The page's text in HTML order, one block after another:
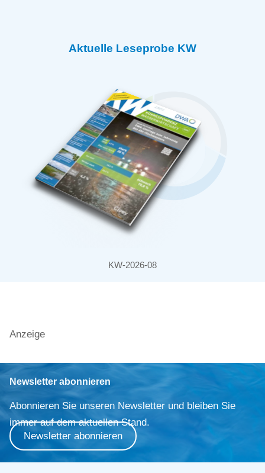
Aktuelle Leseprobe KW
KW-2026-08
Anzeige
Newsletter abonnieren
Abonnieren Sie unseren Newsletter und bleiben Sie
immer auf dem aktuellen Stand.
Newsletter abonnieren